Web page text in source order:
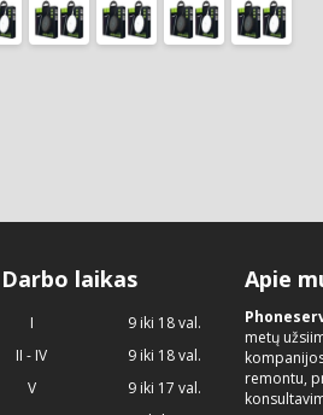
Darbo laikas
I
9 iki 18 val.
II - IV
9 iki 18 val.
V
9 iki 17 val.
Apie
metų
remontu,